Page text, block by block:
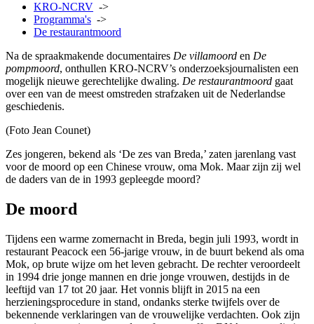
KRO-NCRV ->
Programma's ->
De restaurantmoord
Na de spraakmakende documentaires De villamoord en De
pompmoord, onthullen KRO-NCRV’s onderzoeksjournalisten een
mogelijk nieuwe gerechtelijke dwaling. De restaurantmoord gaat
over een van de meest omstreden strafzaken uit de Nederlandse
geschiedenis.
(Foto Jean Counet)
Zes jongeren, bekend als ‘De zes van Breda,’ zaten jarenlang vast
voor de moord op een Chinese vrouw, oma Mok. Maar zijn zij wel
de daders van de in 1993 gepleegde moord?
De moord
Tijdens een warme zomernacht in Breda, begin juli 1993, wordt in
restaurant Peacock een 56-jarige vrouw, in de buurt bekend als oma
Mok, op brute wijze om het leven gebracht. De rechter veroordeelt
in 1994 drie jonge mannen en drie jonge vrouwen, destijds in de
leeftijd van 17 tot 20 jaar. Het vonnis blijft in 2015 na een
herzieningsprocedure in stand, ondanks sterke twijfels over de
bekennende verklaringen van de vrouwelijke verdachten. Ook zijn